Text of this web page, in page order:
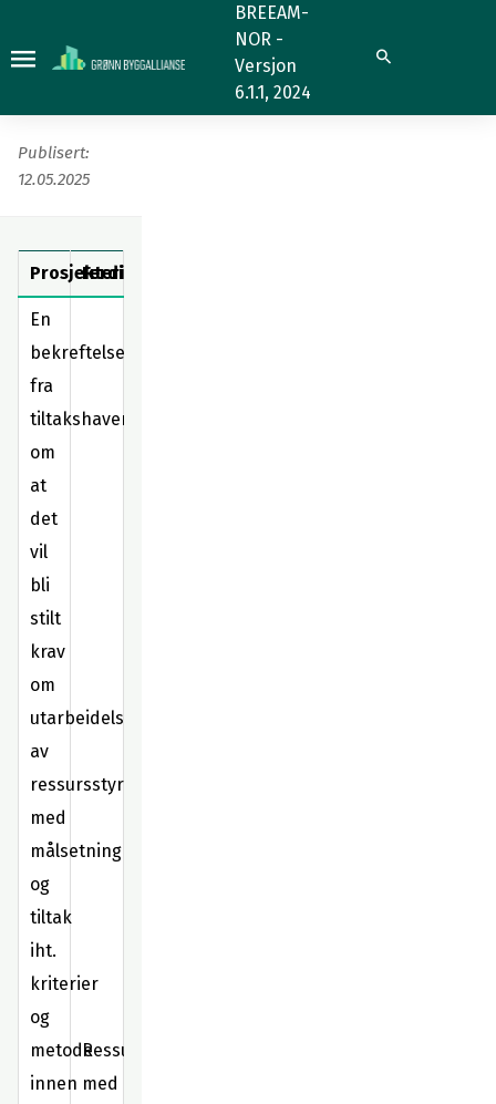
01
Ressursstyringsplan
BREEAM-
NOR -
Versjon
6.1.1, 2024
Søk
Wst 01
Ressursstyringsplan
Publisert:
12.05.2025
Prosjekteringsfase
Ferdigstillelse
En
bekreftelse/forpliktelse
fra
tiltakshaver
om
at
det
vil
bli
stilt
krav
om
utarbeidelse
av
ressursstyringsplan
med
målsetning
og
tiltak
iht.
kriterier
og
metode
innen
Ressursstyringsplan
med